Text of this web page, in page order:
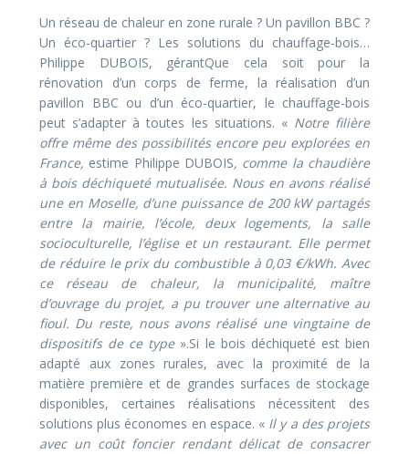
Un réseau de chaleur en zone rurale ? Un pavillon BBC ?
Un éco-quartier ? Les solutions du chauffage-bois…
Philippe DUBOIS, gérantQue cela soit pour la
rénovation d’un corps de ferme, la réalisation d’un
pavillon BBC ou d’un éco-quartier, le chauffage-bois
peut s’adapter à toutes les situations. « Notre filière
offre même des possibilités encore peu explorées en
France, estime Philippe DUBOIS, comme la chaudière
à bois déchiqueté mutualisée. Nous en avons réalisé
une en Moselle, d’une puissance de 200 kW partagés
entre la mairie, l’école, deux logements, la salle
socioculturelle, l’église et un restaurant. Elle permet
de réduire le prix du combustible à 0,03 €/kWh. Avec
ce réseau de chaleur, la municipalité, maître
d’ouvrage du projet, a pu trouver une alternative au
fioul. Du reste, nous avons réalisé une vingtaine de
dispositifs de ce type ».Si le bois déchiqueté est bien
adapté aux zones rurales, avec la proximité de la
matière première et de grandes surfaces de stockage
disponibles, certaines réalisations nécessitent des
solutions plus économes en espace. « Il y a des projets
avec un coût foncier rendant délicat de consacrer